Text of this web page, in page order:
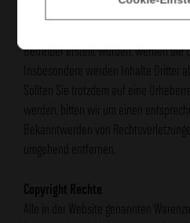
Kopien dieser Seite sind nur für den
Betreiber erstellt wurden, werden die
Insbesondere werden Inhalte Dritter
Sollten Sie trotzdem auf eine
werden, bitten wir um einen
Bekanntwerden von
umgehend entfernen.
Copyright Rechte
Alle in der Website genannten